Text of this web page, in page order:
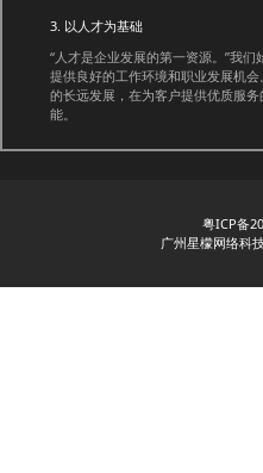
3. 以人才为基础
“人才是企业发展的第一资源。”我
提供良好的工作环境和职业发展机
的长远发展，在为客户提供优质服
能。
粤ICP备
广州星檬网络科